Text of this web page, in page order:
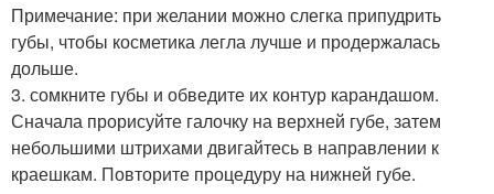
Примечание: при желании можно слегка припудрить
губы, чтобы косметика легла лучше и продержалась
дольше.
3. сомкните губы и обведите их контур карандашом.
Сначала прорисуйте галочку на верхней губе, затем
небольшими штрихами двигайтесь в направлении к
краешкам. Повторите процедуру на нижней губе.